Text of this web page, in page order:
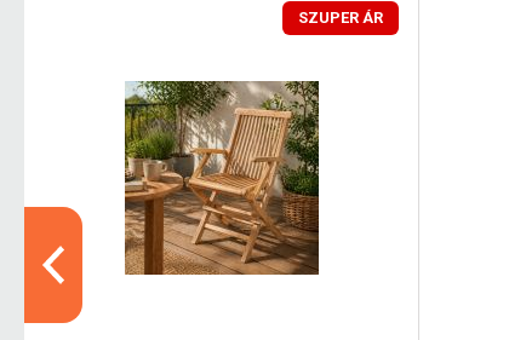
SZUPER ÁR